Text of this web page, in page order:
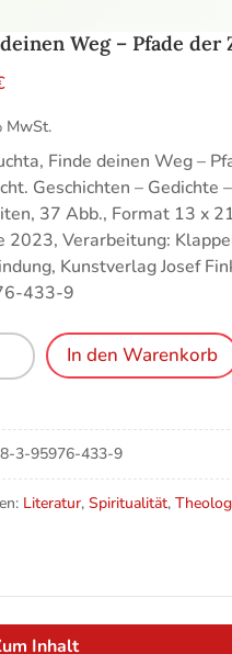
Weg – Pfade der
MwSt.
Finde deinen Weg –
Geschichten – Gedichte
37 Abb., Format 13 x
2023, Verarbeitung:
Kunstverlag Josef
433-9
In den Warenkorb
3-95976-433-9
Literatur, Spiritualität,
Inhalt